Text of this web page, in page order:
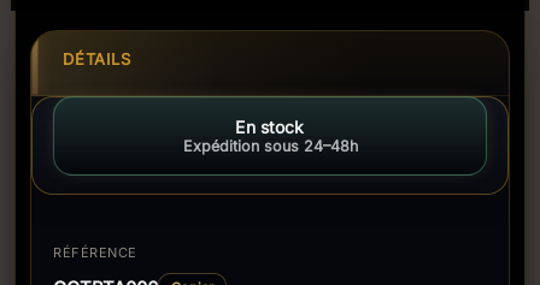
DÉTAILS
En stock
Expédition sous 24–48h
RÉFÉRENCE